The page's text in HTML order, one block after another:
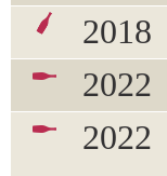
2018
2022
2022